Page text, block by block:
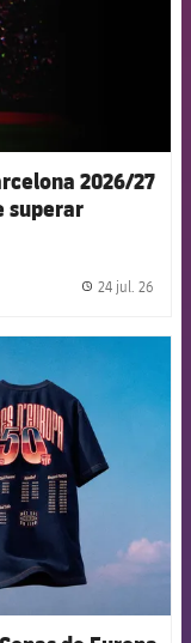
2026/27
superar
24 jul. 26